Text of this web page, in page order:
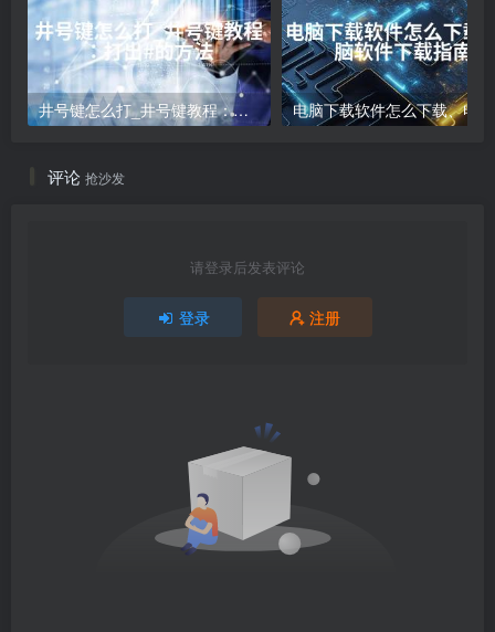
井号键怎么打_井号键教程：打出#的方法
评论 抢沙发
请登录后发表评论
登录 注册